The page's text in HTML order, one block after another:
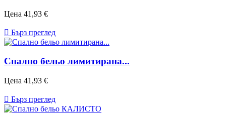
Цена 41,93 €
 Бърз преглед
Спално бельо лимитирана...
Цена 41,93 €
 Бърз преглед